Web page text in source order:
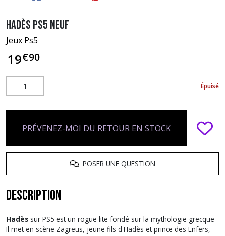
Hadès PS5 neuf
Jeux Ps5
19€90
Épuisé
PRÉVENEZ-MOI DU RETOUR EN STOCK
POSER UNE QUESTION
Description
Hadès sur PS5 est un rogue lite fondé sur la mythologie grecque
Il met en scène Zagreus, jeune fils d'Hadès et prince des Enfers,